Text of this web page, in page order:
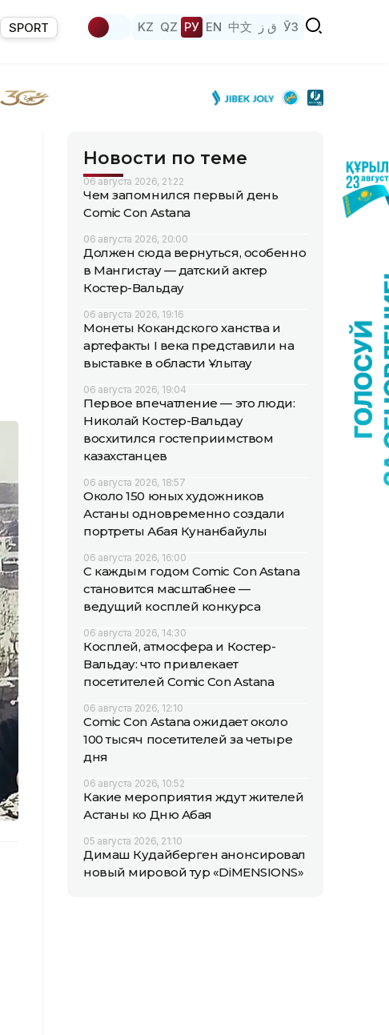
SPORT KZ QZ РУ EN 中文 ق ز ЎЗ
Новости по теме
06 августа 2026, 21:22
Чем запомнился первый день
Comic Con Astana
06 августа 2026, 20:00
Должен сюда вернуться, особенно
в Мангистау — датский актер
Костер-Вальдау
06 августа 2026, 19:16
Монеты Кокандского ханства и
артефакты I века представили на
выставке в области Ұлытау
06 августа 2026, 19:04
Первое впечатление — это люди:
Николай Костер-Вальдау
восхитился гостеприимством
казахстанцев
06 августа 2026, 18:57
Около 150 юных художников
Астаны одновременно создали
портреты Абая Кунанбайулы
06 августа 2026, 16:00
С каждым годом Comic Con Astana
становится масштабнее —
ведущий косплей конкурса
06 августа 2026, 14:30
Косплей, атмосфера и Костер-
Вальдау: что привлекает
посетителей Comic Con Astana
06 августа 2026, 12:10
Comic Con Astana ожидает около
100 тысяч посетителей за четыре
дня
06 августа 2026, 10:52
Какие мероприятия ждут жителей
Астаны ко Дню Абая
05 августа 2026, 21:10
Димаш Кудайберген анонсировал
новый мировой тур «DiMENSIONS»